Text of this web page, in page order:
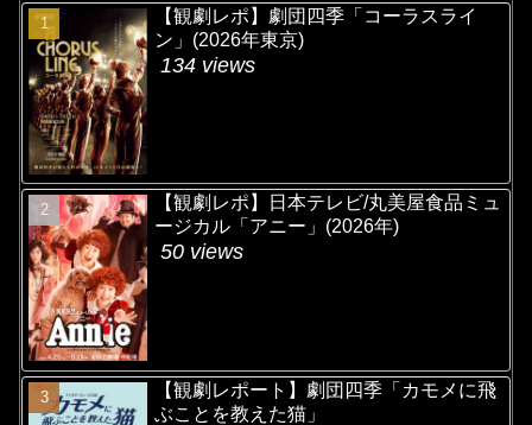
【観劇レポ】劇団四季「コーラスライ
ン」(2026年東京)
134 views
【観劇レポ】日本テレビ/丸美屋食品ミュ
ージカル「アニー」(2026年)
50 views
【観劇レポート】劇団四季「カモメに飛
ぶことを教えた猫」